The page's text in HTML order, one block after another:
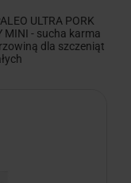
ULTRA PORK
MINI - sucha karma
dla szczeniąt